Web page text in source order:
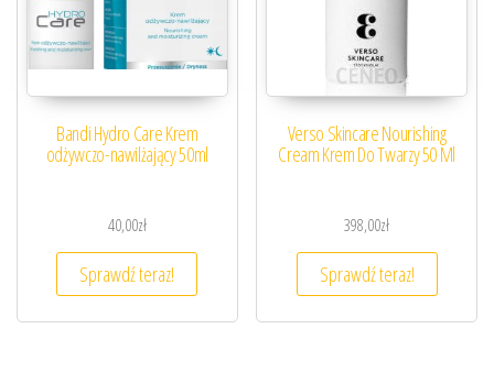
Bandi Hydro Care Krem
odżywczo-nawilżający 50ml
40,00zł
Sprawdź teraz!
Verso Skincare Nourishing
Cream Krem Do Twarzy 50 Ml
398,00zł
Sprawdź teraz!